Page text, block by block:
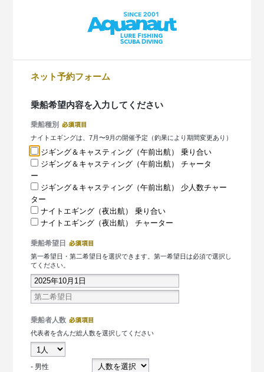
ネット予約フォーム
乗船希望内容を入力してください
乗船種別
ナイトエギングは、7月〜9月の開催予定（釣果により期間変更あり）
ジギング＆キャスティング（午前出航） 乗り合い
ジギング＆キャスティング（午前出航） チャータ
ー
ジギング＆キャスティング（午前出航） 少人数チャー
ター
ナイトエギング（夜出航） 乗り合い
ナイトエギング（夜出航） チャーター
乗船希望日
第一希望日・第二希望日を選択できます。第一希望日は必須で選択し
てください。
乗船者人数
代表者を含んだ総人数を選択してください
- 男性